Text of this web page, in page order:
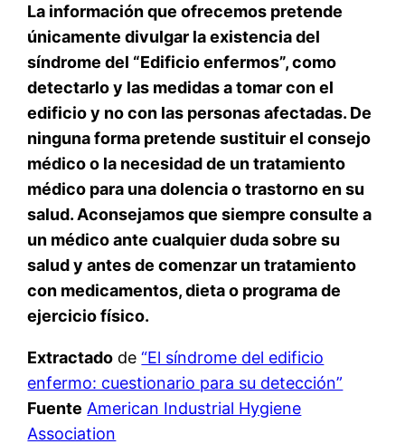
La información que ofrecemos pretende
únicamente divulgar la existencia del
síndrome del “Edificio enfermos”, como
detectarlo y las medidas a tomar con el
edificio y no con las personas afectadas. De
ninguna forma pretende sustituir el consejo
médico o la necesidad de un tratamiento
médico para una dolencia o trastorno en su
salud. Aconsejamos que siempre consulte a
un médico ante cualquier duda sobre su
salud y antes de comenzar un tratamiento
con medicamentos, dieta o programa de
ejercicio físico.
Extractado de“El síndrome del edificio
enfermo: cuestionario para su detección”
Fuente American Industrial Hygiene
Association